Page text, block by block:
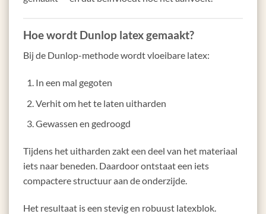
Hoe wordt Dunlop latex gemaakt?
Bij de Dunlop-methode wordt vloeibare latex:
In een mal gegoten
Verhit om het te laten uitharden
Gewassen en gedroogd
Tijdens het uitharden zakt een deel van het materiaal
iets naar beneden. Daardoor ontstaat een iets
compactere structuur aan de onderzijde.
Het resultaat is een stevig en robuust latexblok.